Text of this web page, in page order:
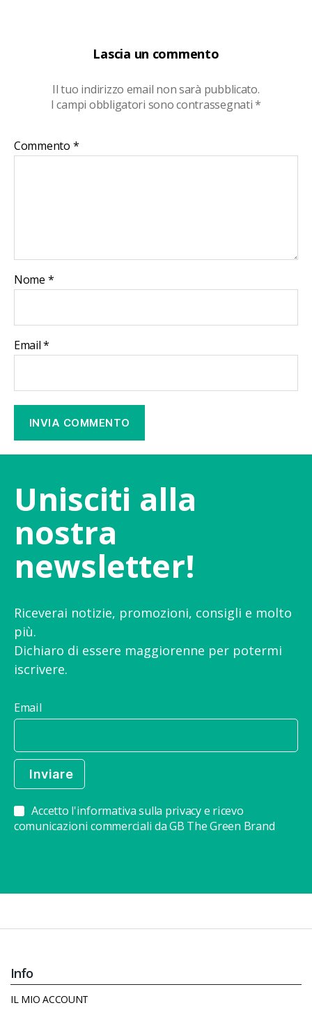
Lascia un commento
Il tuo indirizzo email non sarà pubblicato.
I campi obbligatori sono contrassegnati*
Commento *
Nome *
Email*
Unisciti alla
nostra
newsletter!
Riceverai notizie, promozioni, consigli e molto
più.
Dichiaro di essere maggiorenne per potermi
iscrivere.
Email
Accetto l'informativa sulla privacy e ricevo
comunicazioni commerciali da GB The Green Brand
Info
IL MIO ACCOUNT